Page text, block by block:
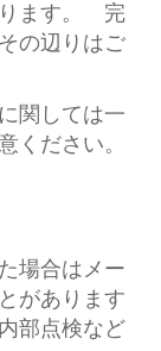
ります。 完
の辺りはご
関しては一
ください。
場合はメー
があります
部点検など